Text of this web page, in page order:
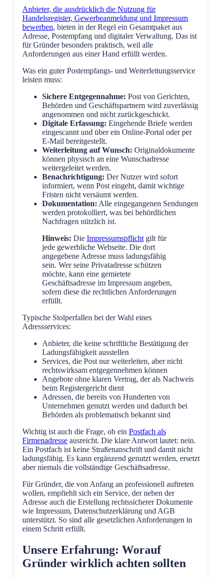
Anbieter, die ausdrücklich die Nutzung für
Handelsregister, Gewerbeanmeldung und Impressum
bewerben, bieten in der Regel ein Gesamtpaket aus
Adresse, Postempfang und digitaler Verwaltung. Das ist
für Gründer besonders praktisch, weil alle
Anforderungen aus einer Hand erfüllt werden.
Was ein guter Postempfangs- und Weiterleitungsservice
leisten muss:
Sichere Entgegennahme: Post von Gerichten,
Behörden und Geschäftspartnern wird zuverlässig
angenommen und nicht zurückgeschickt.
Digitale Erfassung: Eingehende Briefe werden
eingescannt und über ein Online-Portal oder per
E-Mail bereitgestellt.
Weiterleitung auf Wunsch: Originaldokumente
können physisch an eine Wunschadresse
weitergeleitet werden.
Benachrichtigung: Der Nutzer wird sofort
informiert, wenn Post eingeht, damit wichtige
Fristen nicht versäumt werden.
Dokumentation: Alle eingegangenen Sendungen
werden protokolliert, was bei behördlichen
Nachfragen nützlich ist.
Hinweis: Die Impressumspflicht gilt für
jede gewerbliche Webseite. Die dort
angegebene Adresse muss ladungsfähig
sein. Wer seine Privatadresse schützen
möchte, kann eine gemietete
Geschäftsadresse im Impressum angeben,
sofern diese die rechtlichen Anforderungen
erfüllt.
Typische Stolperfallen bei der Wahl eines
Adressservices:
Anbieter, die keine schriftliche Bestätigung der
Ladungsfähigkeit ausstellen
Services, die Post nur weiterleiten, aber nicht
rechtswirksam entgegennehmen können
Angebote ohne klaren Vertrag, der als Nachweis
beim Registergericht dient
Adressen, die bereits von Hunderten von
Unternehmen genutzt werden und dadurch bei
Behörden als problematisch bekannt sind
Wichtig ist auch die Frage, ob ein Postfach als
Firmenadresse ausreicht. Die klare Antwort lautet: nein.
Ein Postfach ist keine Straßenanschrift und damit nicht
ladungsfähig. Es kann ergänzend genutzt werden, ersetzt
aber niemals die vollständige Geschäftsadresse.
Für Gründer, die von Anfang an professionell auftreten
wollen, empfiehlt sich ein Service, der neben der
Adresse auch die Erstellung rechtssicherer Dokumente
wie Impressum, Datenschutzerklärung und AGB
unterstützt. So sind alle gesetzlichen Anforderungen in
einem Schritt erfüllt.
Unsere Erfahrung: Worauf
Gründer wirklich achten sollten